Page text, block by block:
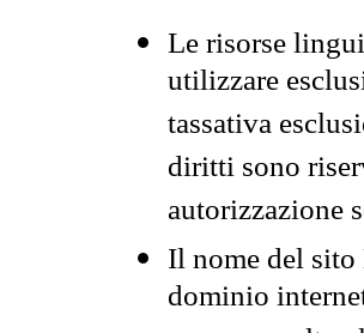
Le risorse
utilizzare
tassativa
diritti sono
autorizzazione
Il nome del sito
dominio